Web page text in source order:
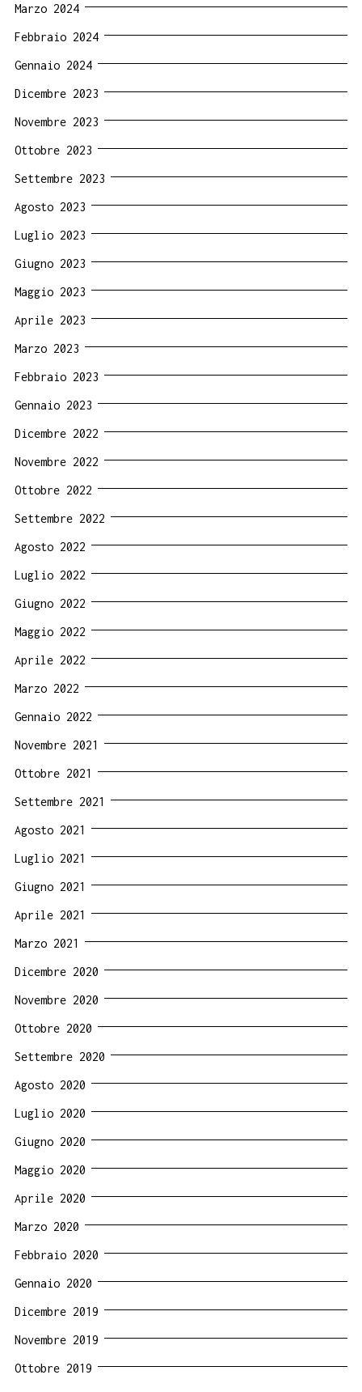
Marzo 2024
Febbraio 2024
Gennaio 2024
Dicembre 2023
Novembre 2023
Ottobre 2023
Settembre 2023
Agosto 2023
Luglio 2023
Giugno 2023
Maggio 2023
Aprile 2023
Marzo 2023
Febbraio 2023
Gennaio 2023
Dicembre 2022
Novembre 2022
Ottobre 2022
Settembre 2022
Agosto 2022
Luglio 2022
Giugno 2022
Maggio 2022
Aprile 2022
Marzo 2022
Gennaio 2022
Novembre 2021
Ottobre 2021
Settembre 2021
Agosto 2021
Luglio 2021
Giugno 2021
Aprile 2021
Marzo 2021
Dicembre 2020
Novembre 2020
Ottobre 2020
Settembre 2020
Agosto 2020
Luglio 2020
Giugno 2020
Maggio 2020
Aprile 2020
Marzo 2020
Febbraio 2020
Gennaio 2020
Dicembre 2019
Novembre 2019
Ottobre 2019